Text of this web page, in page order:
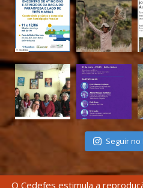
Seguir
O Cedefes estimula a